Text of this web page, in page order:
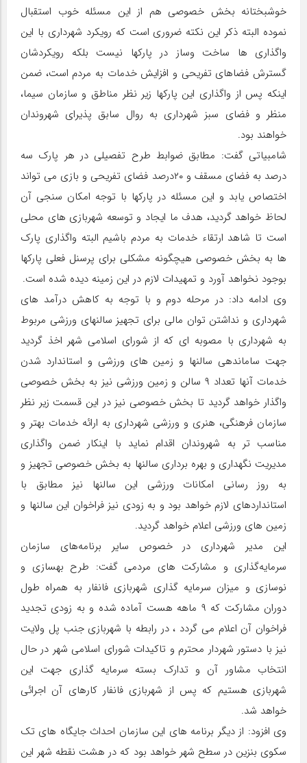
خوشبختانه بخش خصوصی هم از این مسئله خوب استقبال
نموده البته ذکر این نکته ضروری است که رویکرد شهرداری با این
واگذاری ها ساخت وساز در پارکها نیست بلکه رویکردشان
گسترش فضاهای تفریحی و افزایش خدمات به مردم است، ضمن
اینکه پس از واگذاری این پارکها زیر نظر مناطق و سازمان سیما،
منظر و فضای سبز شهرداری به روال سابق پذیرای شهروندان
خواهند بود.
شامبیاتی گفت: مطابق ضوابط طرح تفصیلی در هر پارک سه
درصد به فضای مسقف و ۲۰درصد فضای تفریحی و بازی می تواند
اختصاص یابد و این مسئله در پارکها با توجه امکان سنجی آن
لحاظ خواهد گردید، هدف ما ایجاد و توسعه شهربازی های محلی
است تا شاهد ارتقاء خدمات به مردم باشیم البته واگذاری پارک
ها به بخش خصوصی هیچگونه مشکلی برای پرسنل فعلی پارکها
بوجود نخواهد آورد و تمهیدات لازم در این زمینه دیده شده است.
وی ادامه داد: در مرحله دوم و با توجه به کاهش درآمد های
شهرداری و نداشتن توان مالی برای تجهیز سالنهای ورزشی مربوط
به شهرداری با مصوبه ای که از شورای اسلامی شهر اخذ گردید
جهت ساماندهی سالنها و زمین های ورزشی و استاندارد شدن
خدمات آنها تعداد ۹ سالن و زمین ورزشی نیز به بخش خصوصی
واگذار خواهد گردید تا بخش خصوصی نیز در این قسمت زیر نظر
سازمان فرهنگی، هنری و ورزشی شهرداری به ارائه خدمات بهتر و
مناسب تر به شهروندان اقدام نماید با اینکار ضمن واگذاری
مدیریت نگهداری و بهره برداری سالنها به بخش خصوصی تجهیز و
به روز رسانی امکانات ورزشی این سالنها نیز مطابق با
استانداردهای لازم خواهد بود و به زودی نیز فراخوان این سالنها و
زمین های ورزشی اعلام خواهد گردید.
این مدیر شهرداری در خصوص سایر برنامه‌های سازمان
سرمایه‌گذاری و مشارکت های مردمی گفت: طرح بهسازی و
نوسازی و میزان سرمایه گذاری شهربازی فانفار به همراه طول
دوران مشارکت که ۹ ماهه هست آماده شده و به زودی تجدید
فراخوان آن اعلام می گردد ، در رابطه با شهربازی جنب پل ولایت
نیز با دستور شهردار محترم و تاکیدات شورای اسلامی شهر در حال
انتخاب مشاور آن و تدارک بسته سرمایه گذاری جهت این
شهربازی هستیم که پس از شهربازی فانفار کارهای آن اجرائی
خواهد شد.
وی افزود: از دیگر برنامه های این سازمان احداث جایگاه های تک
سکوی بنزین در سطح شهر خواهد بود که در هشت نقطه شهر این